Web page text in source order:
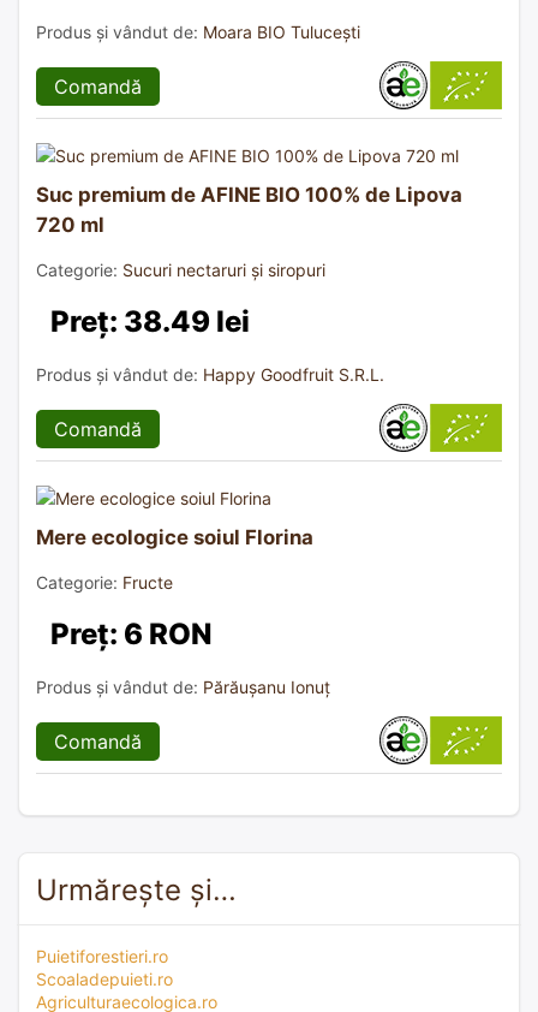
Produs și vândut de: Moara BIO Tulucești
Comandă
Suc premium de AFINE BIO 100% de Lipova
720 ml
Categorie: Sucuri nectaruri și siropuri
Preț: 38.49 lei
Produs și vândut de: Happy Goodfruit S.R.L.
Comandă
Mere ecologice soiul Florina
Categorie: Fructe
Preț: 6 RON
Produs și vândut de: Părăușanu Ionuț
Comandă
Urmărește și…
Puietiforestieri.ro
Scoaladepuieti.ro
Agriculturaecologica.ro